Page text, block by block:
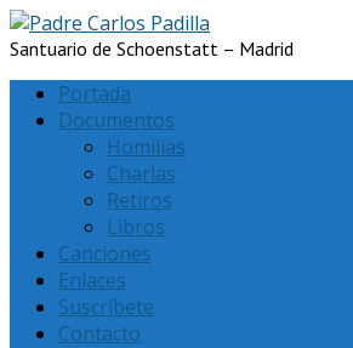
Santuario de Schoenstatt – Madrid
Portada
Documentos
Homilias
Charlas
Retiros
Libros
Canciones
Enlaces
Suscríbete
Contacto